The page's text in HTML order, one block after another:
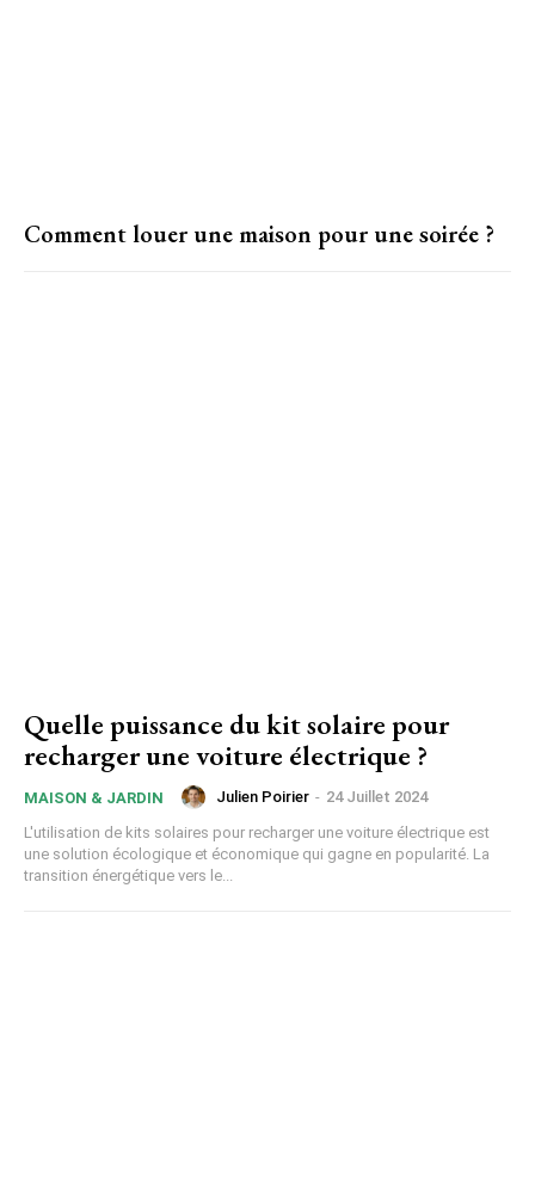
Comment louer une maison pour une soirée ?
Quelle puissance du kit solaire pour
recharger une voiture électrique ?
MAISON & JARDIN Julien Poirier - 24 Juillet 2024
L'utilisation de kits solaires pour recharger une voiture électrique est
une solution écologique et économique qui gagne en popularité. La
transition énergétique vers le...